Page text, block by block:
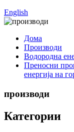
English
Дома
Производи
Водородна
Преносни
енергија на
производи
Категории